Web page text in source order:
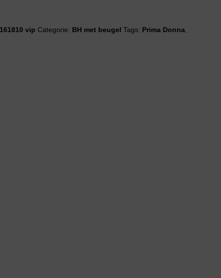
vip Categorie: BH met beugel Tags: Prima Donna